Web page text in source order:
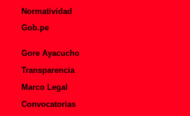
Normatividad
Gob.pe
Gore Ayacucho
Transparencia
Marco Legal
Convocatorias